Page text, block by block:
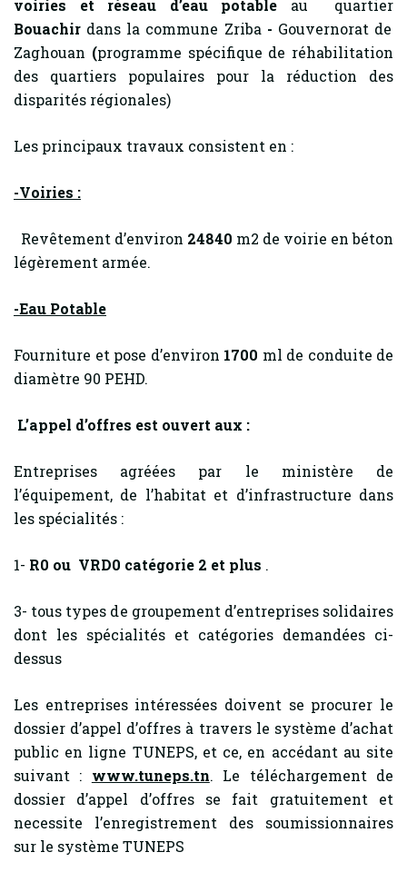
voiries et réseau d’eau potable au quartier
Bouachir dans la commune Zriba - Gouvernorat de
Zaghouan (programme spécifique de réhabilitation
des quartiers populaires pour la réduction des
disparités régionales)
Les principaux travaux consistent en :
-Voiries :
Revêtement d’environ 24840 m2 de voirie en béton
légèrement armée.
-Eau Potable
Fourniture et pose d’environ 1700 ml de conduite de
diamètre 90 PEHD.
L’appel d’offres est ouvert aux :
Entreprises agréées par le ministère de
l’équipement, de l’habitat et d’infrastructure dans
les spécialités :
1- R0 ou VRD0 catégorie 2 et plus .
3- tous types de groupement d’entreprises solidaires
dont les spécialités et catégories demandées ci-
dessus
Les entreprises intéressées doivent se procurer le
dossier d’appel d’offres à travers le système d’achat
public en ligne TUNEPS, et ce, en accédant au site
suivant : www.tuneps.tn. Le téléchargement de
dossier d’appel d’offres se fait gratuitement et
necessite l’enregistrement des soumissionnaires
sur le système TUNEPS